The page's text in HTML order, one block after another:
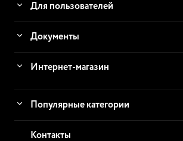
Для пользователей
Документы
Интернет-магазин
Популярные категории
Контакты